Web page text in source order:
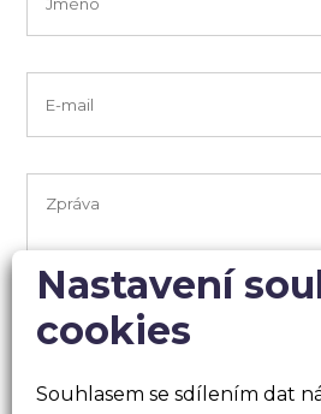
Nastavení
cookies
Souhlasem se sdílením dat